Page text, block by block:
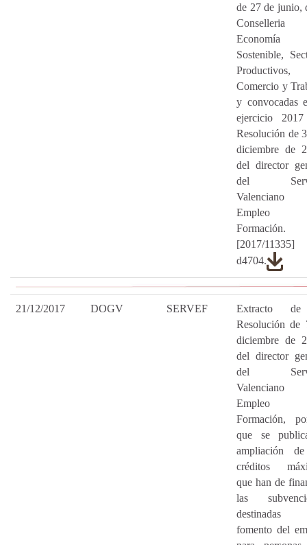
de 27 de junio,
Economía
Sostenible,
Productivos,
Comercio y
y convocadas
ejercicio
Resolución de
diciembre de
del director
del
Formación.
[2017/
d4704.
21/12/2017 DOGV SERVEF
Extracto
Resolución de
diciembre de
del director
del
Formación,
que se
ampliación
créditos
que han de
las
fomento del